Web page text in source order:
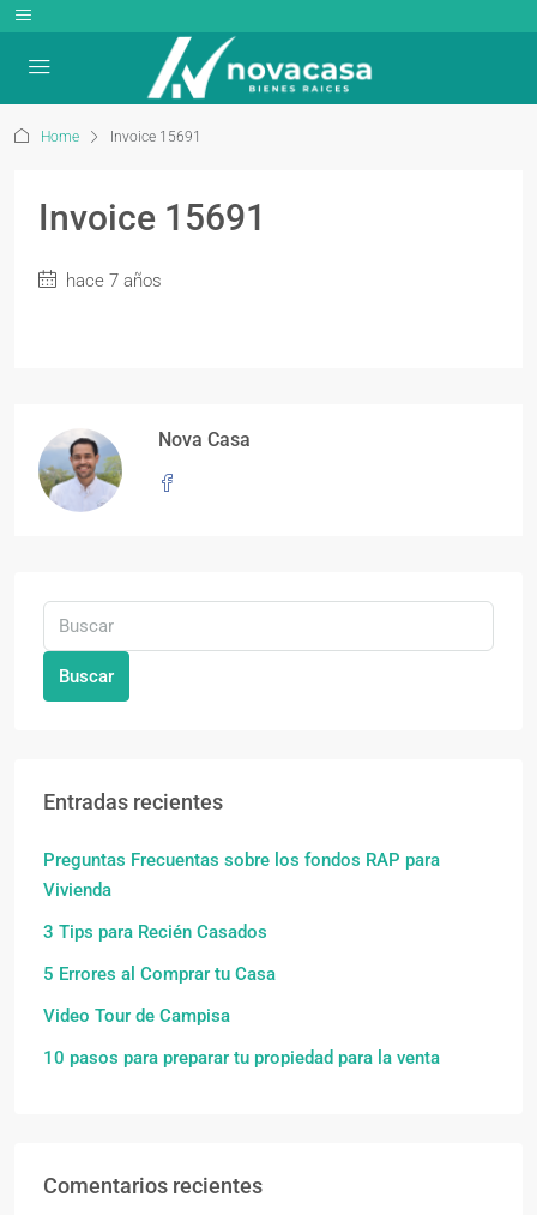
Home Invoice 15691
Invoice 15691
hace 7 años
Nova Casa
Buscar
Entradas recientes
Preguntas Frecuentas sobre los fondos RAP para
Vivienda
3 Tips para Recién Casados
5 Errores al Comprar tu Casa
Video Tour de Campisa
10 pasos para preparar tu propiedad para la venta
Comentarios recientes